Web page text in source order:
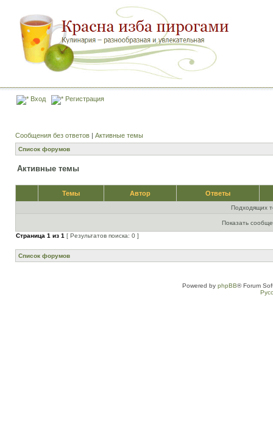
Вход Регистрация
Сообщения без ответов | Активные темы
Список форумов
Активные темы
Темы Автор Ответы
Подходящих
Показать
Страница 1 из 1 [ Результатов поиска: 0 ]
Список форумов
Powered by phpBB® Forum